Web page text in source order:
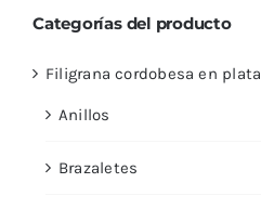
Categorías del producto
Filigrana cordobesa en plata
Anillos
Brazaletes